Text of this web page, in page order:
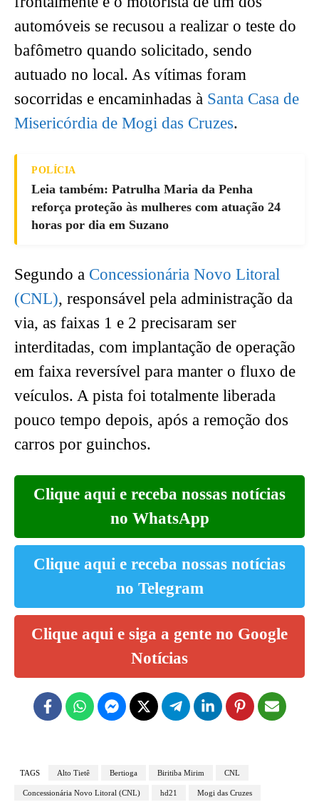
automóveis se recusou a realizar o teste do
bafômetro quando solicitado, sendo
autuado no local. As vítimas foram
socorridas e encaminhadas à Santa Casa de
Misericórdia de Mogi das Cruzes.
POLÍCIA
Leia também: Patrulha Maria da Penha
reforça proteção às mulheres com atuação 24
horas por dia em Suzano
Segundo a Concessionária Novo Litoral
(CNL), responsável pela administração da
via, as faixas 1 e 2 precisaram ser
interditadas, com implantação de operação
em faixa reversível para manter o fluxo de
veículos. A pista foi totalmente liberada
pouco tempo depois, após a remoção dos
carros por guinchos.
Clique aqui e receba nossas notícias
no WhatsApp
Clique aqui e receba nossas notícias
no Telegram
Clique aqui e siga a gente no Google
Notícias
TAGS Alto Tietê Bertioga Biritiba Mirim CNL
Concessionária Novo Litoral (CNL) hd21 Mogi das Cruzes